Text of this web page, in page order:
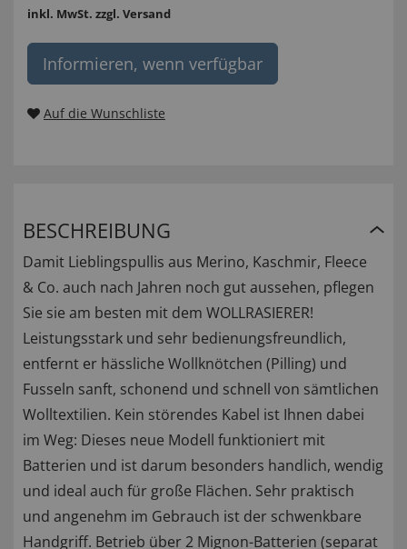
inkl. MwSt. zzgl. Versand
Informieren, wenn verfügbar
Auf die Wunschliste
BESCHREIBUNG
Damit Lieblingspullis aus Merino, Kaschmir, Fleece
& Co. auch nach Jahren noch gut aussehen, pflegen
Sie sie am besten mit dem WOLLRASIERER!
Leistungsstark und sehr bedienungsfreundlich,
entfernt er hässliche Wollknötchen (Pilling) und
Fusseln sanft, schonend und schnell von sämtlichen
Wolltextilien. Kein störendes Kabel ist Ihnen dabei
im Weg: Dieses neue Modell funktioniert mit
Batterien und ist darum besonders handlich, wendig
und ideal auch für große Flächen. Sehr praktisch
und angenehm im Gebrauch ist der schwenkbare
Handgriff. Betrieb über 2 Mignon-Batterien (separat